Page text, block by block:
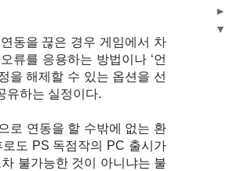
동을 끊은 경우 게임에서 차
류를 응용하는 방법이나 ‘언
을 해제할 수 있는 옵션을 선
유하는 실정이다.
로 연동을 할 수밖에 없는 환
도 PS 독점작의 PC 출시가
불가능한 것이 아니냐는 불
►
▼